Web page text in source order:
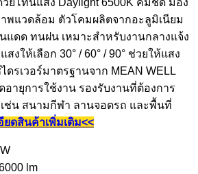
พแวดล้อม ตัวโคมผลิตจากอะลูมิเนียม
ดด ทนฝน เหมาะสำหรับงานกลางแจ้ง
งให้เลือก 30° / 60° / 90° ช่วยให้แสง
ดรเวอร์มาตรฐานจาก MEAN WELL
อายุการใช้งาน รองรับงานที่ต้องการ
เช่น สนามกีฬา ลานจอดรถ และพื้นที่
ยดสินค้าเพิ่มเติม<<
lm